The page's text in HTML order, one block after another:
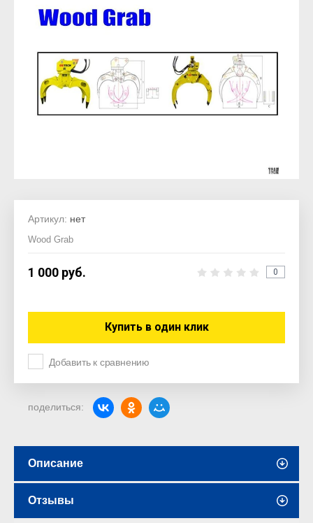
Артикул: нет
Wood Grab
1 000 руб. 0
Купить в один клик
Добавить к сравнению
поделиться:
Описание
Отзывы